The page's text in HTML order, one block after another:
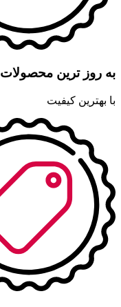
به روز ترین محصولات
با بهترین کیفیت